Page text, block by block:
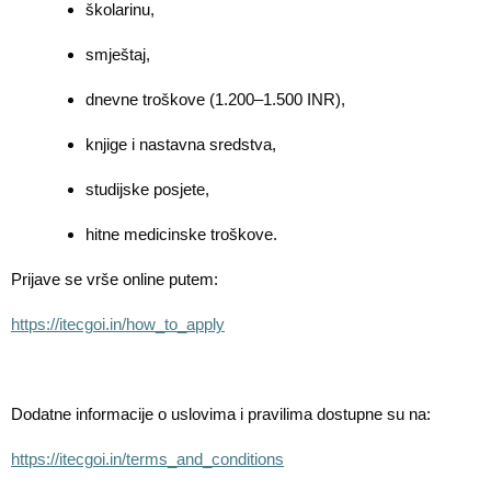
školarinu,
smještaj,
dnevne troškove (1.200–1.500 INR),
knjige i nastavna sredstva,
studijske posjete,
hitne medicinske troškove.
Prijave se vrše online putem:
https://itecgoi.in/how_to_apply
Dodatne informacije o uslovima i pravilima dostupne su na:
https://itecgoi.in/terms_and_conditions